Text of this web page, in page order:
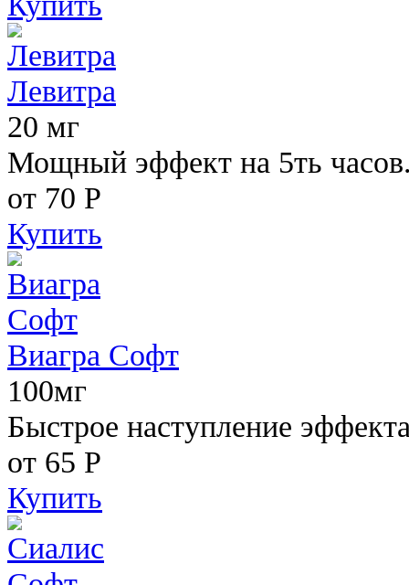
Левитра
20 мг
Мощный эффект на 5ть
от 70 Р
Купить
Виагра Софт
100мг
Быстрое наступление
от 65 Р
Купить